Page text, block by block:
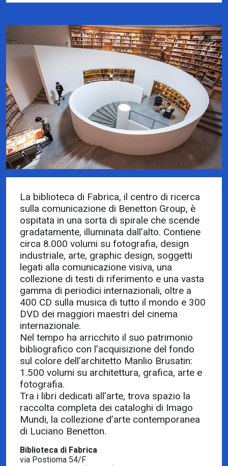
La biblioteca di Fabrica, il centro di ricerca
sulla comunicazione di Benetton Group, è
ospitata in una sorta di spirale che scende
gradatamente, illuminata dall’alto. Contiene
circa 8.000 volumi su fotografia, design
industriale, arte, graphic design, soggetti
legati alla comunicazione visiva, una
collezione di testi di riferimento e una vasta
gamma di periodici internazionali, oltre a
400 CD sulla musica di tutto il mondo e 300
DVD dei maggiori maestri del cinema
internazionale.
Nel tempo ha arricchito il suo patrimonio
bibliografico con l’acquisizione del fondo
sul colore dell’architetto Manlio Brusatin:
1.500 volumi su architettura, grafica, arte e
fotografia.
Tra i libri dedicati all’arte, trova spazio la
raccolta completa dei cataloghi di Imago
Mundi, la collezione d’arte contemporanea
di Luciano Benetton.
Biblioteca di Fabrica
via Postioma 54/F